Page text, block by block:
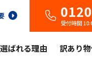
選ばれる理由 訳あり
受付時間